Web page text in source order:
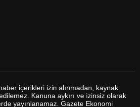
abone olarak, tarafınıza haber,
içerikleri izin alınmadan, kaynak
Kanuna aykırı ve izinsiz olarak
yayınlanamaz. Gazete Ekonomi